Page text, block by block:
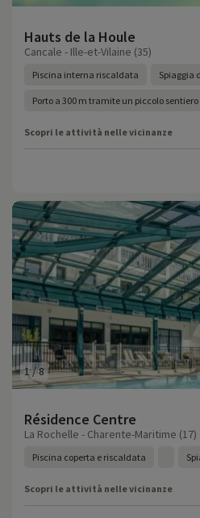
Hauts de la Houle
Cancale - Ille-et-Vilaine (35)
Piscina interna riscaldata Spiaggia
Porto a 300 m tramite un piccolo sentiero
Scopri le attività nelle vicinanze
1/8
Résidence Centre
La Rochelle - Charente-Maritime (17)
Piscina coperta e riscaldata
Scopri le attività nelle vicinanze